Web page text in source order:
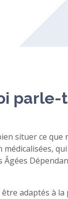
parle-
situer ce que
Âgées
adaptés à